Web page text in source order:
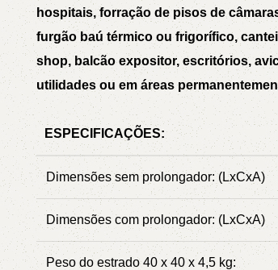
hospitais, forração de pisos de
furgão baú térmico ou frigorífico,
shop, balcão expositor, escritórios,
utilidades ou em áreas
ESPECIFICAÇÕES:
Dimensões sem prolongador: (LxCxA)
Dimensões com prolongador: (LxCxA)
Peso do estrado 40 x 40 x 4,5 kg: